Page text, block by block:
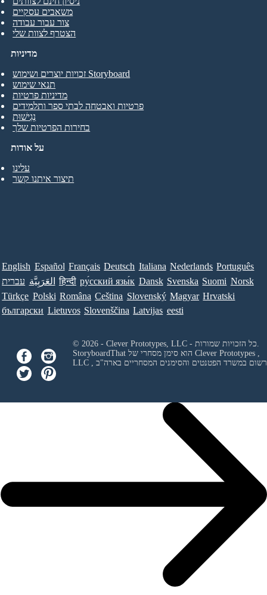
משאבים עסקיים
צור עבור עבודה
הצטרף לצוות שלי
על אודות
עלינו
תיצור איתנו קשר
מדיניות
זכויות יוצרים ושימוש Storyboard
תנאי שימוש
מדיניות פרטיות
פרטיות ואבטחה לבתי ספר ותלמידים
נְגִישׁוּת
בחירות הפרטיות שלך
English Español Français Deutsch Italiana Nederlands Português
עברית العَرَبِيَّة हिन्दी ру́сский язы́к Dansk Svenska Suomi Norsk
Türkçe Polski Româna Ceština Slovenský Magyar Hrvatski
български Lietuvos Slovenščina Latvijas eesti
© 2026 - Clever Prototypes, LLC - כל הזכויות שמורות.
Clever Prototypes ,
LLC
ורשום במשרד הפטנטים והסימנים המסחריים בארה"ב